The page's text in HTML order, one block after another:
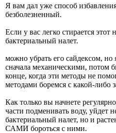
Я вам дал уже способ
безболезненный.
Если у вас легко стирается этот
бактериальный налет.
можно убрать его сайдексом,
сначала механическими, потом
конце, когда эти методы не
методами боремся с какой-либо
Как только вы начнете
части подменивать воду, уйдет
бактериальный налет, но и
САМИ бороться с ними.